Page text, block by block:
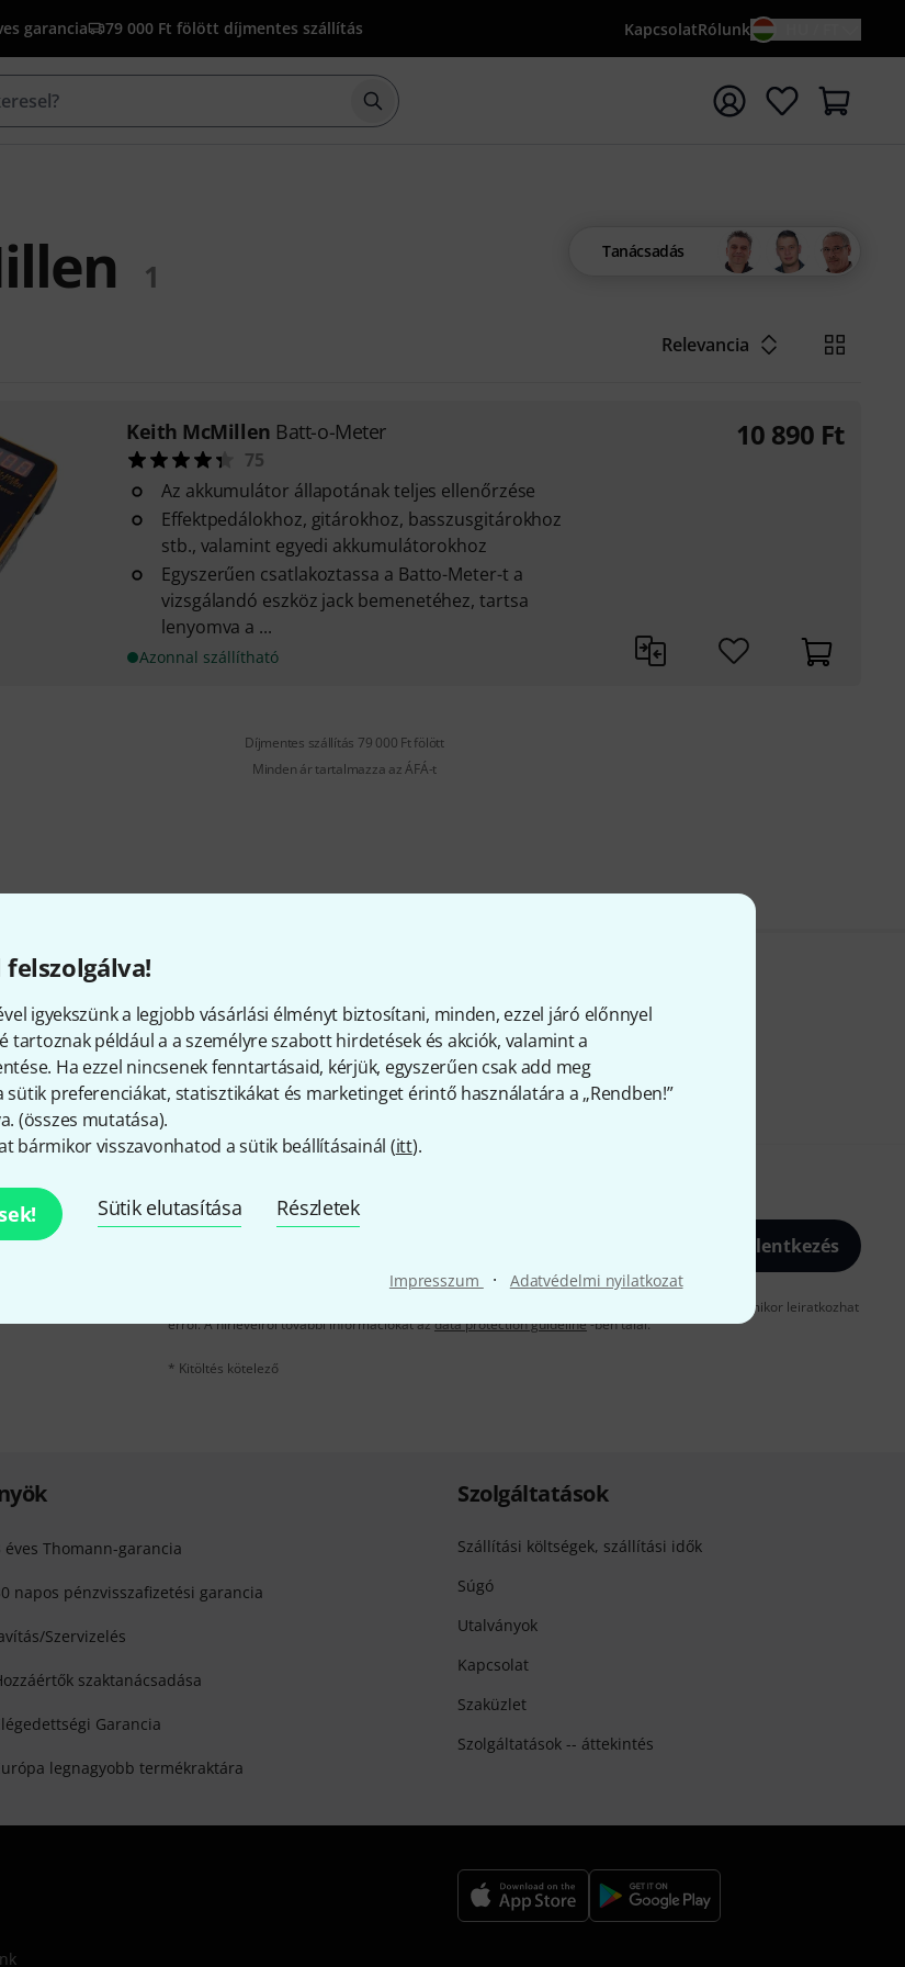
igyekszünk a legjobb vásárlási élményt biztosítani, minden, ezzel járó előnnyel
tartoznak például a a személyre szabott hirdetések és akciók, valamint a
Ha ezzel nincsenek fenntartásaid, kérjük, egyszerűen csak add meg
sütik preferenciákat, statisztikákat és marketinget érintő használatára a „Rendben!”
(összes mutatása).
bármikor visszavonhatod a sütik beállításainál (itt).
Sütik elutasítása Részletek
Impresszum · Adatvédelmi nyilatkozat
garancia 79 000 Ft fölött díjmentes szállítás KapcsolatRólunk
Keresés indítása {searchTerm} keresőszóval
1
Tanácsadás
Relevancia
Keith McMillen Batt-o-Meter
75
Az akkumulátor állapotának teljes ellenőrzése
Effektpedálokhoz, gitárokhoz, basszusgitárokhoz
stb., valamint egyedi akkumulátorokhoz
Egyszerűen csatlakoztassa a Batto-Meter-t a
vizsgálandó eszköz jack bemenetéhez, tartsa
lenyomva a ...
Azonnal szállítható
10 890 Ft
Díjmentes szállítás 79 000 Ft fölött
Minden ár tartalmazza az ÁFÁ-t
Tetszik, amit látsz?
Megosztás Súgó & Visszajelzések
szerencsével
Bejelentkezés
A "Bejelentkezés" gombra kattintva elfogadja, hogy e-mailben küldjünk önnek hirdetéseket. Bármikor leiratkozhat
erről. A hírlevélről további információkat azdata protection guideline-ben talál.
* Kitöltés kötelező
éves Thomann-garancia
napos pénzvisszafizetési garancia
Szervizelés
szaktanácsadása
Garancia
legnagyobb termékraktára
Szolgáltatások
Szállítási költségek, szállítási idők
Súgó
Utalványok
Kapcsolat
Szaküzlet
Szolgáltatások -- áttekintés